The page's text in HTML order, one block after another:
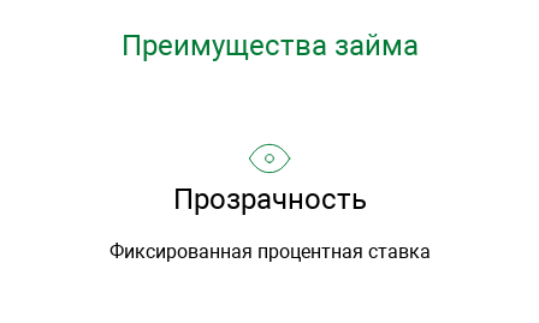
Преимущества займа
Прозрачность
Фиксированная процентная ставка